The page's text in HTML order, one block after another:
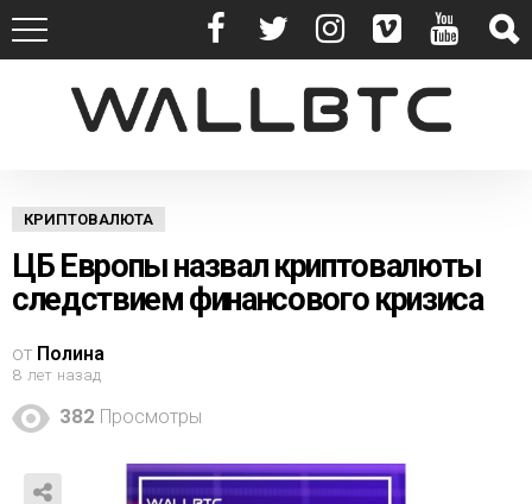
КРИПТОВАЛЮТА
ЦБ Европы назвал криптовалюты
следствием финансового кризиса
от Полина
8 лет назад
382 Просмотры